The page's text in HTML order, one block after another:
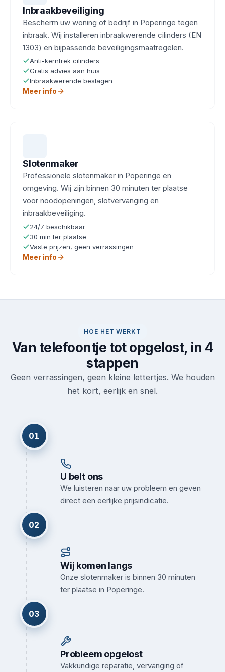
Inbraakbeveiliging
Bescherm uw woning of bedrijf in Poperinge tegen
inbraak. Wij installeren inbraakwerende cilinders (EN
1303) en bijpassende beveiligingsmaatregelen.
Anti-kerntrek cilinders
Gratis advies aan huis
Inbraakwerende beslagen
Meer info
Slotenmaker
Professionele slotenmaker in Poperinge en
omgeving. Wij zijn binnen 30 minuten ter plaatse
voor noodopeningen, slotvervanging en
inbraakbeveiliging.
24/7 beschikbaar
30 min ter plaatse
Vaste prijzen, geen verrassingen
Meer info
HOE HET WERKT
Van telefoontje tot opgelost, in 4
stappen
Geen verrassingen, geen kleine lettertjes. We houden
het kort, eerlijk en snel.
01
U belt ons
We luisteren naar uw probleem en geven
direct een eerlijke prijsindicatie.
02
Wij komen langs
Onze slotenmaker is binnen 30 minuten
ter plaatse in Poperinge.
03
Probleem opgelost
Vakkundige reparatie, vervanging of